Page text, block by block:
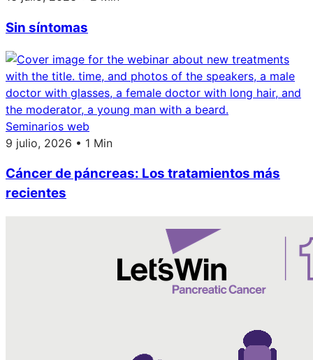
Sin síntomas
Seminarios web
9 julio, 2026 • 1 Min
Cáncer de páncreas: Los tratamientos más
recientes